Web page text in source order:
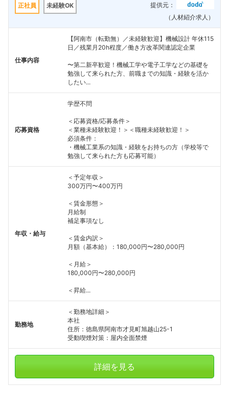
正社員 未経験OK
提供元：
（人材紹介求人）
仕事内容
【阿南市（転勤無）／未経験歓迎】機械設計 年休115
日／残業月20h程度／働き方改革関連認定企業
〜第二新卒歓迎！機械工学や電子工学などの基礎を
勉強して来られた方、前職までの知識・経験を活か
したい...
応募資格
学歴不問
＜応募資格/応募条件＞
＜業種未経験歓迎！＞＜職種未経験歓迎！＞
必須条件：
・機械工業系の知識・経験をお持ちの方（学校等で
勉強して来られた方も応募可能）
年収・給与
＜予定年収＞
300万円〜400万円
＜賃金形態＞
月給制
補足事項なし
＜賃金内訳＞
月額（基本給）：180,000円〜280,000円
＜月給＞
180,000円〜280,000円
＜昇給...
勤務地
＜勤務地詳細＞
本社
住所：徳島県阿南市才見町旭越山25-1
受動喫煙対策：屋内全面禁煙
詳細を見る